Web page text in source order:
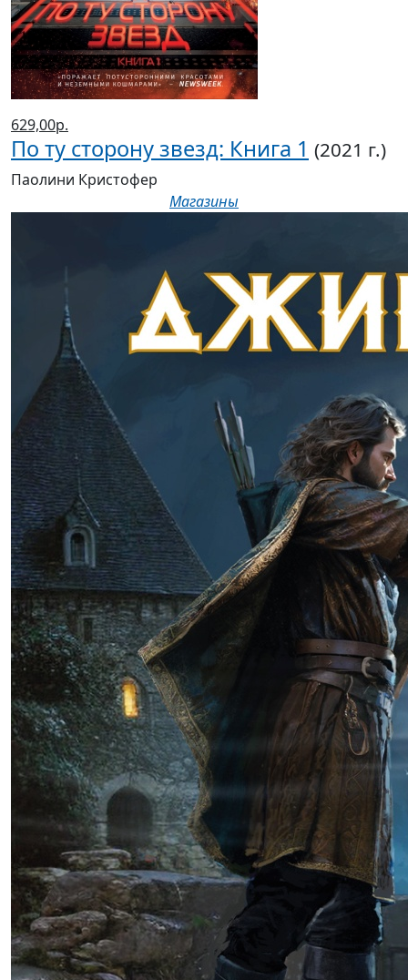
629,00р.
По ту сторону звезд: Книга 1 (2021 г.)
Паолини Кристофер
Магазины